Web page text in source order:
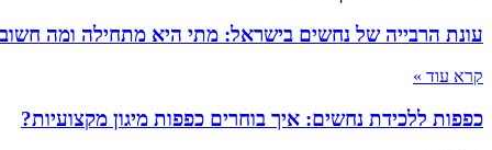
עונת הרבייה של נחשים בישראל: מתי היא מתחילה ומה
קרא עוד »
כפפות ללכידת נחשים: איך בוחרים כפפות מיגון מקצועיות?